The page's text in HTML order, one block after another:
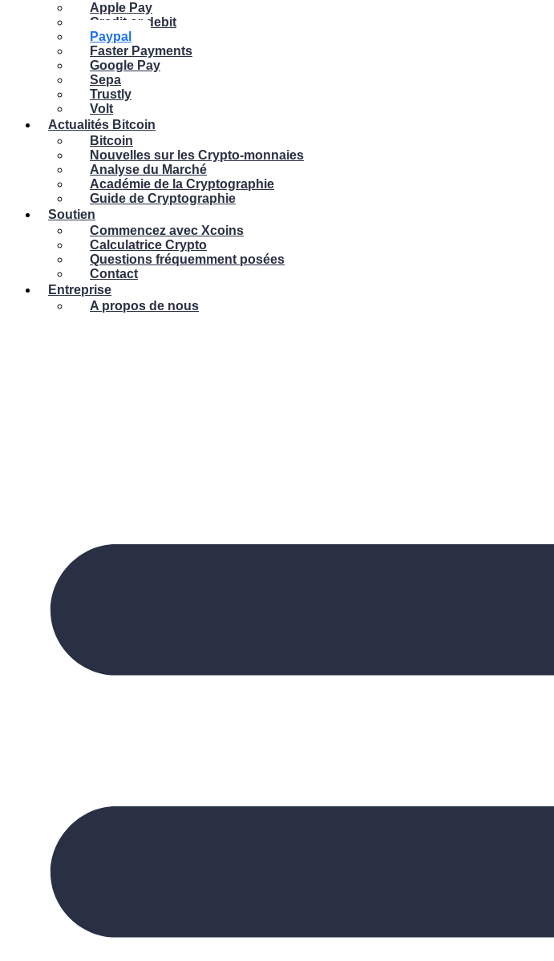
Apple Pay
Credit or debit
Paypal
Faster Payments
Google Pay
Sepa
Trustly
Volt
Actualités Bitcoin
Bitcoin
Nouvelles sur les Crypto-monnaies
Analyse du Marché
Académie de la Cryptographie
Guide de Cryptographie
Soutien
Commencez avec Xcoins
Calculatrice Crypto
Questions fréquemment posées
Contact
Entreprise
A propos de nous